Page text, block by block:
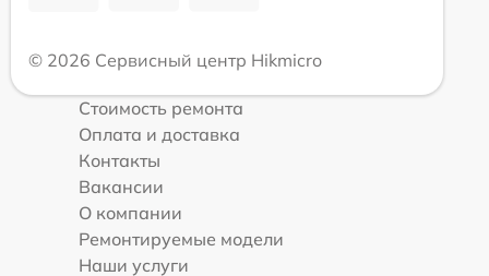
© 2026 Сервисный центр Hikmicro
Стоимость ремонта
Оплата и доставка
Контакты
Вакансии
О компании
Ремонтируемые модели
Наши услуги